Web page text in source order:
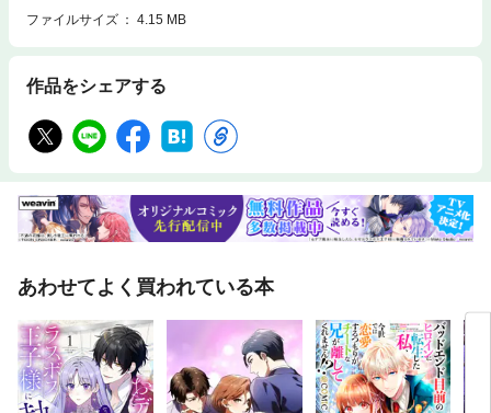
ファイルサイズ
4.15 MB
作品をシェアする
あわせてよく買われている本